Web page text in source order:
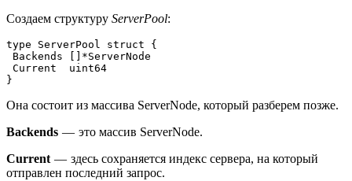
Создаем структуру ServerPool:
type ServerPool struct {
Backends []*ServerNode
Current  uint64
}
Она состоит из массива ServerNode, который разберем позже.
Backends — это массив ServerNode.
Current— здесь сохраняется индекс сервера, на который
отправлен последний запрос.